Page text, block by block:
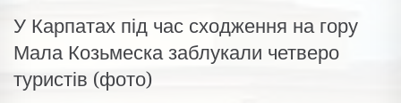
У Карпатах під час сходження на гору
Мала Козьмеска заблукали четверо
туристів (фото)